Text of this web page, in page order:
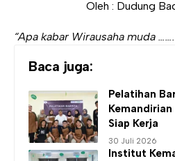
Oleh : Dudung
“Apa kabar Wirausaha muda
Baca juga:
Pelatihan
Kemandirian
Siap Kerja
30 Juli 2026
Institut